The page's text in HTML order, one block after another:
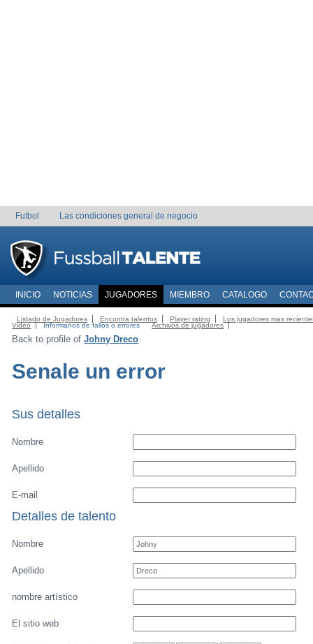
Futbol Las condiciones general de negocio
INICIO NOTICIAS JUGADORES MIEMBRO CATALOGO
Listado de Jugadores Encontra talentos Player rating
Los jugadores mas
Video
Informanos de fallos o errores Archivos de jugadores
Back to profile of Johny Dreco
Senale un error
Sus detalles
Nombre
Apellido
E-mail
Detalles de talento
Nombre
Apellido
nombre artístico
El sitio web